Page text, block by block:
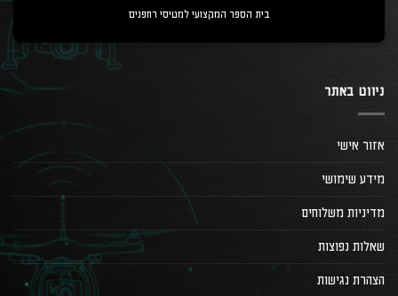
בית הספר המקצועי למטיסי רחפנים
ניווט באתר
אזור אישי
מידע שימושי
מדיניות משלוחים
שאלות נפוצות
הצהרת נגישות